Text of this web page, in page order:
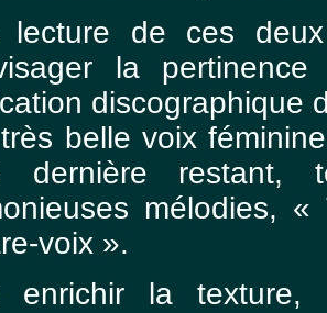
de ces
la
discographique
belle voix
dernière restant,
mélodies,
voix ».
enrichir la